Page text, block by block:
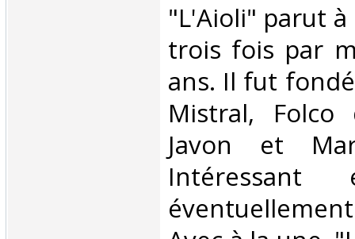
‎"L'Aioli" parut
trois fois par
ans. Il fut
Mistral, Folco
Javon et
Intéressant